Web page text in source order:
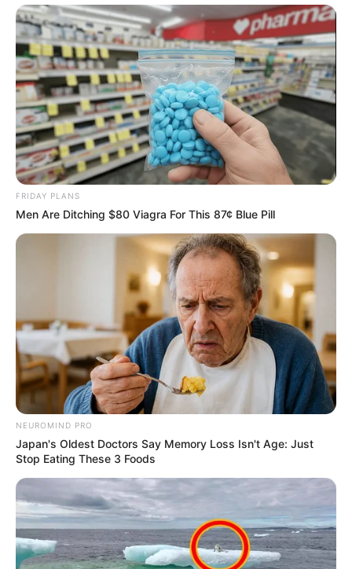
FRIDAY PLANS
Men Are Ditching $80 Viagra For This 87¢ Blue Pill
NEUROMIND PRO
Japan's Oldest Doctors Say Memory Loss Isn't Age: Just
Stop Eating These 3 Foods